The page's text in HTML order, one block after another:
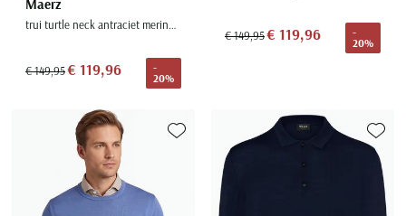
Maerz
trui turtle neck antraciet merinowol
€ 149,95€ 119,96
-
20%
€ 149,95€ 119,96
-
20%
Toevoegen aan favorieten